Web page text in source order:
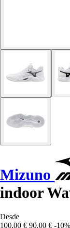
Mizuno
indoor
Desde
100,00 € 90,00 € -10%